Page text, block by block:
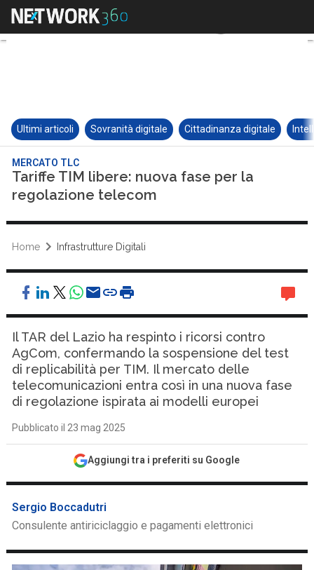
Ultimi articoli Sovranità digitale Cittadinanza digitale
MERCATO TLC
Tariffe TIM libere: nuova fase per la
regolazione telecom
Home Infrastrutture Digitali
Il TAR del Lazio ha respinto i ricorsi contro
AgCom, confermando la sospensione del test
di replicabilità per TIM. Il mercato delle
telecomunicazioni entra così in una nuova fase
di regolazione ispirata ai modelli europei
Pubblicato il 23 mag 2025
Aggiungi tra i preferiti su Google
Sergio Boccadutri
Consulente antiriciclaggio e pagamenti elettronici